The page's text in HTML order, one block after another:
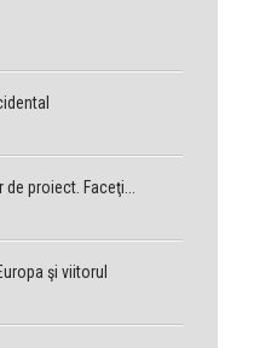
proiect. Faceţi...
şi viitorul